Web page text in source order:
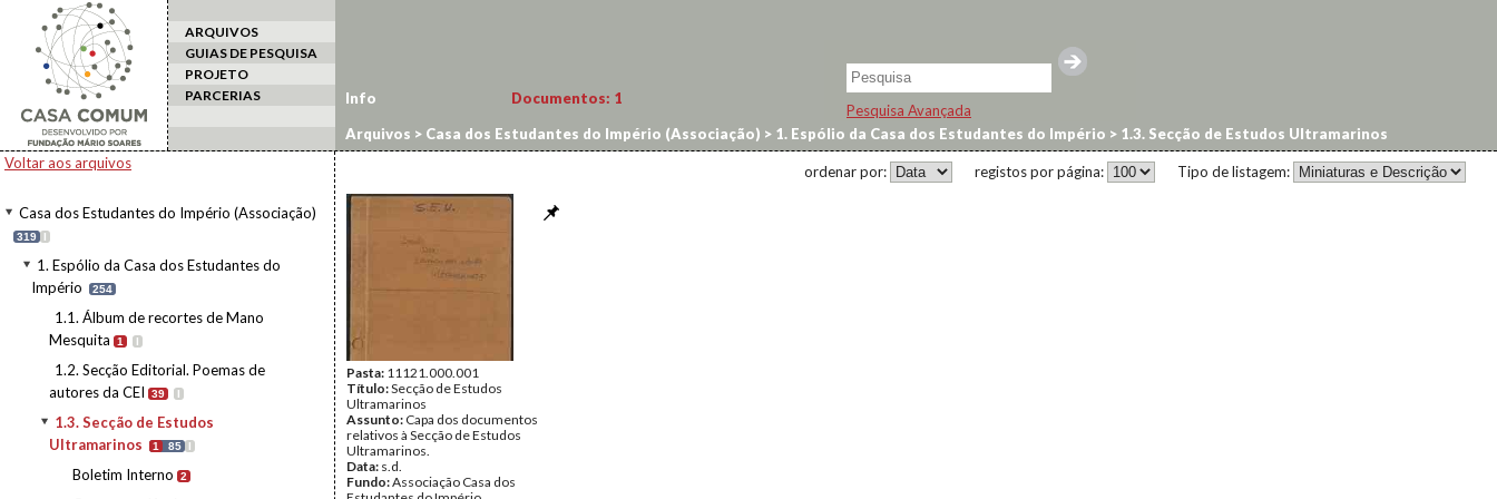
ARQUIVOS
GUIAS DE PESQUISA
PROJETO
PARCERIAS
Pesquisa Avançada
Voltar aos arquivos
Casa dos Estudantes do Império (Associação)
319 I
1. Espólio da Casa dos Estudantes do
Império
254
1.1. Álbum de recortes de Mano
Mesquita
1 I
1.2. Secção Editorial. Poemas de
autores da CEI
39 I
1.3. Secção de Estudos
Ultramarinos
1 85 I
Boletim Interno 2
Info Documentos: 1
Arquivos > Casa dos Estudantes do Império (Associação) > 1. Espólio da Casa dos Estudantes do Império > 1.3. Secção de Estudos Ultramarinos
Tipo de listagem:
registos por página:
ordenar por:
Pasta: 11121.000.001
Título:Secção de Estudos
Ultramarinos
Assunto: Capa dos documentos
relativos à Secção de Estudos
Ultramarinos.
Data: s.d.
Fundo:Associação Casa dos